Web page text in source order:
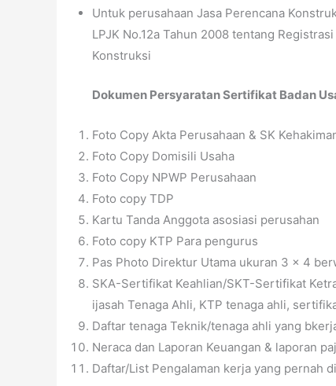
Untuk perusahaan Jasa Perencana
LPJK No.12a Tahun 2008 tentang
Konstruksi
Dokumen Persyaratan Sertifikat Badan
Foto Copy Akta Perusahaan & SK
Foto Copy Domisili Usaha
Foto Copy NPWP Perusahaan
Foto copy TDP
Kartu Tanda Anggota asosiasi perusahan
Foto copy KTP Para pengurus
Pas Photo Direktur Utama ukuran 3 x 4
SKA-Sertifikat Keahlian/SKT-Sertifikat
ijasah Tenaga Ahli, KTP tenaga ahli,
Daftar tenaga Teknik/tenaga ahli yang
Neraca dan Laporan Keuangan & laporan
Daftar/List Pengalaman kerja yang pernah